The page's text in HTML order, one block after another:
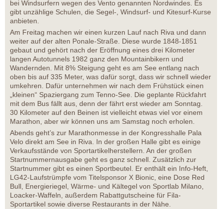
bei Windsurfern wegen des Vento genannten Nordwindes. Es
gibt unzählige Schulen, die Segel-, Windsurf- und Kitesurf-Kurse
anbieten.
Am Freitag machen wir einen kurzen Lauf nach Riva und dann
weiter auf der alten Ponale-Straße. Diese wurde 1848-1851
gebaut und gehört nach der Eröffnung eines drei Kilometer
langen Autotunnels 1982 ganz den Mountainbikern und
Wandernden. Mit 8% Steigung geht es am See entlang nach
oben bis auf 335 Meter, was dafür sorgt, dass wir schnell wieder
umkehren. Dafür unternehmen wir nach dem Frühstück einen
„kleinen“ Spaziergang zum Tenno-See. Die geplante Rückfahrt
mit dem Bus fällt aus, denn der fährt erst wieder am Sonntag.
30 Kilometer auf den Beinen ist vielleicht etwas viel vor einem
Marathon, aber wir können uns am Samstag noch erholen.
Abends geht’s zur Marathonmesse in der Kongresshalle Pala
Velo direkt am See in Riva. In der großen Halle gibt es einige
Verkaufsstände von Sportartikelherstellern. An der großen
Startnummernausgabe geht es ganz schnell. Zusätzlich zur
Startnummer gibt es einen Sportbeutel. Er enthält ein Info-Heft,
LG42-Laufstrümpfe vom Titelsponsor X Bionic, eine Dose Red
Bull, Energieriegel, Wärme- und Kältegel von Sportlab Milano,
Loacker-Waffeln, außerdem Rabattgutscheine für Fila-
Sportartikel sowie diverse Restaurants in der Nähe.